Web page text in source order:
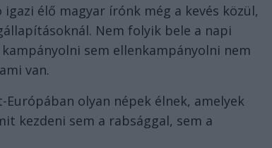
élő magyar írónk még a kevés közül,
Nem folyik bele a napi
sem ellenkampányolni nem
van.
olyan népek élnek, amelyek
kezdeni sem a rabsággal, sem a